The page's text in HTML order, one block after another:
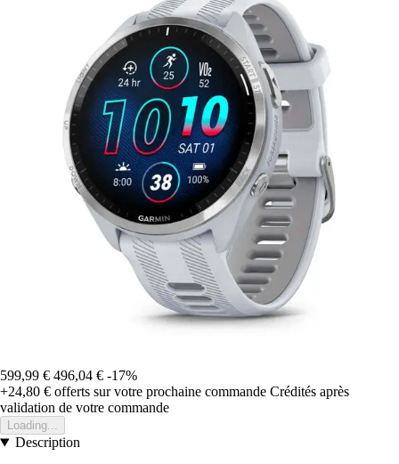
599,99 € 496,04 € -17%
+24,80 € offerts sur votre prochaine commande Crédités après
validation de votre commande
Loading...
Description